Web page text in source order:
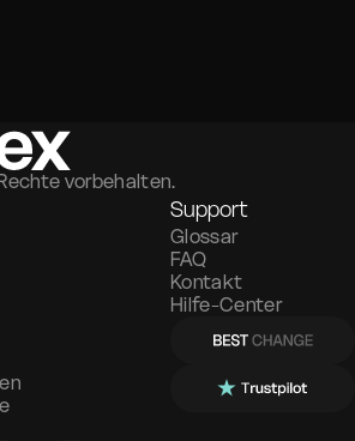
vorbehalten.
Support
Glossar
FAQ
Kontakt
Hilfe-Center